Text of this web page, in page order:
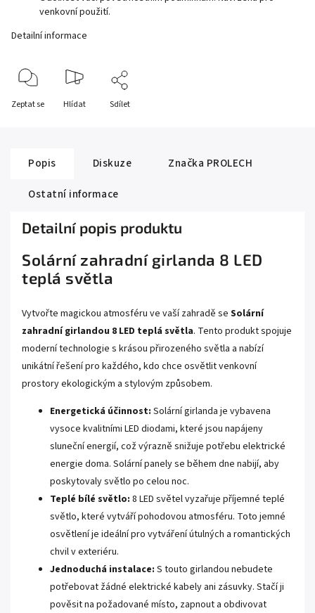
venkovní použití.
Detailní informace
Zeptat se Hlídat Sdílet
Popis Diskuze Značka PROLECH
Ostatní informace
Detailní popis produktu
Solární zahradní girlanda 8 LED
teplá světla
Vytvořte magickou atmosféru ve vaší zahradě se Solární
zahradní girlandou 8 LED teplá světla. Tento produkt spojuje
moderní technologie s krásou přirozeného světla a nabízí
unikátní řešení pro každého, kdo chce osvětlit venkovní
prostory ekologickým a stylovým způsobem.
Energetická účinnost: Solární girlanda je vybavena
vysoce kvalitními LED diodami, které jsou napájeny
sluneční energií, což výrazně snižuje potřebu elektrické
energie doma. Solární panely se během dne nabijí, aby
poskytovaly světlo po celou noc.
Teplé bílé světlo: 8 LED světel vyzařuje příjemné teplé
světlo, které vytváří pohodovou atmosféru. Toto jemné
osvětlení je ideální pro vytváření útulných a romantických
chvil v exteriéru.
Jednoduchá instalace: S touto girlandou nebudete
potřebovat žádné elektrické kabely ani zásuvky. Stačí ji
pověsit na požadované místo, zapnout a obdivovat